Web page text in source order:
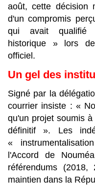
août, cette décision
d'un compromis
qui avait qualifié
historique » lors
officiel.
Un gel des
Signé par la
courrier insiste : «
qu'un projet soumis
définitif ». Les
«
l'Accord de
référendums
maintien dans la